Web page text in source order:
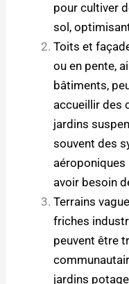
pour cultiver
sol,
Toits et
ou en pente,
bâtiments,
accueillir des
jardins
souvent des
avoir besoin
Terrains
friches
peuvent être
jardins